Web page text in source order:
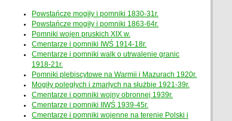
Powstańcze mogiły i pomniki 1830-31r.
Powstańcze mogiły i pomniki 1863-64r.
Pomniki wojen pruskich XIX w.
Cmentarze i pomniki IWŚ 1914-18r.
Cmentarze i pomniki walk o utrwalenie granic
1918-21r.
Pomniki plebiscytowe na Warmii i Mazurach 1920r.
Mogiły poległych i zmarłych na służbie 1921-39r.
Cmentarze i pomniki wojny obronnej 1939r.
Cmentarze i pomniki IIWŚ 1939-45r.
Cmentarze i pomniki wojenne na terenie Polski i